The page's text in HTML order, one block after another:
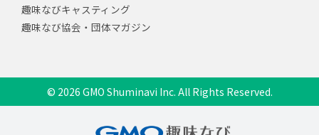
趣味なびキャスティング
趣味なび協会・団体マガジン
© 2026 GMO Shuminavi Inc. All Rights Reserved.